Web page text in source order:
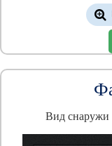
Вид снаружи